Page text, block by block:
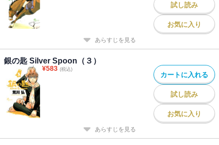
試し読み
お気に入り
あらすじを見る
銀の匙 Silver Spoon（３）
¥583 (税込)
カートに入れる
試し読み
お気に入り
あらすじを見る